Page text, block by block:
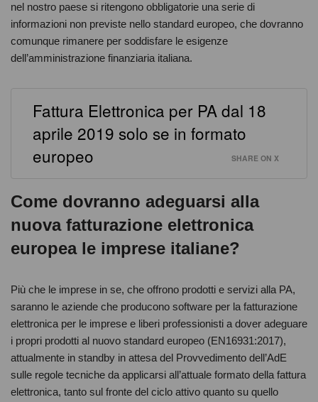
nel nostro paese si ritengono obbligatorie una serie di
informazioni non previste nello standard europeo, che dovranno
comunque rimanere per soddisfare le esigenze
dell’amministrazione finanziaria italiana.
Fattura Elettronica per PA dal 18
aprile 2019 solo se in formato
europeo
SHARE ON X
Come dovranno adeguarsi alla
nuova fatturazione elettronica
europea le imprese italiane?
Più che le imprese in se, che offrono prodotti e servizi alla PA,
saranno le aziende che producono software per la fatturazione
elettronica per le imprese e liberi professionisti a dover adeguare
i propri prodotti al nuovo standard europeo (EN16931:2017),
attualmente in standby in attesa del Provvedimento dell’AdE
sulle regole tecniche da applicarsi all’attuale formato della fattura
elettronica, tanto sul fronte del ciclo attivo quanto su quello